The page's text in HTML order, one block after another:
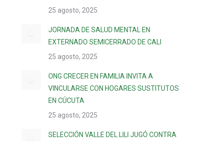
25 agosto, 2025
JORNADA DE SALUD MENTAL EN
EXTERNADO SEMICERRADO DE CALI
25 agosto, 2025
ONG CRECER EN FAMILIA INVITA A
VINCULARSE CON HOGARES SUSTITUTOS
EN CÚCUTA
25 agosto, 2025
SELECCIÓN VALLE DEL LILI JUGÓ CONTRA